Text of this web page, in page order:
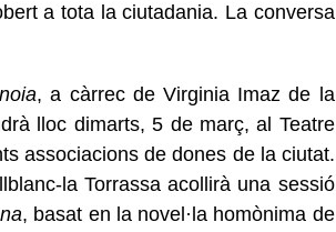
a tota la ciutadania. La conversa
, a càrrec de Virginia Imaz de la
lloc dimarts, 5 de març, al Teatre
associacions de dones de la ciutat.
la Torrassa acollirà una sessió
, basat en la novel·la homònima de